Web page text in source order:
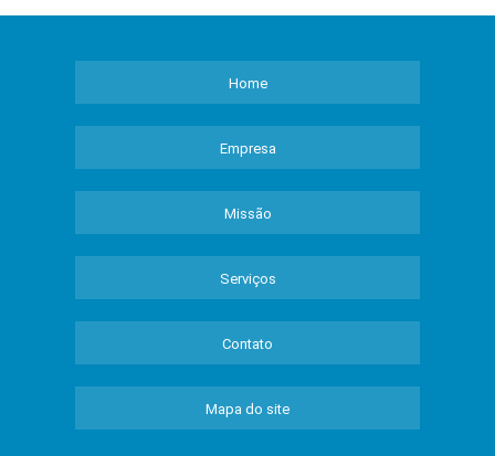
Home
Empresa
Missão
Serviços
Contato
Mapa do site